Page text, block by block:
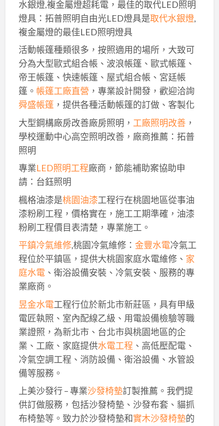
水銀燈,複金屬燈超耗電，最佳的取代LED照明
燈具：拓普照明自由光LED燈具是取代水銀燈,
複金屬燈的最佳LED照明燈具
活動帳篷種類很多，按照適用的場所，大致可
分為大型歐式組合帳、波浪帳篷、歐式帳篷、
帝王帳篷、快速帳篷、屋式組合帳、宮廷帳
篷。 帳篷工廠直營 ，專業設計開發，歡迎洽詢
舜盛帳篷，提供各種活動帳篷的訂做、客製化
大型鋼構廠房改善廠房照明， 工廠照明改善，
學校運動中心高空照明改善，廠商推薦：拓普
照明
專業LED照明工程廠商，節能補助案協助申
請：台鈺照明
楓格油漆是桃園油漆工程行在桃園地區從事油
漆粉刷工程，價格實在，施工工期準確，油漆
粉刷工程價目表清楚，專業施工。
平鎮冷氣維修,桃園冷氣維修： 金豐水電冷氣工
程位於平鎮區，提供大桃園家庭水電維修、 家
庭水電、衛浴設備安裝、冷氣安裝、服務的專
業廠商。
昱金水電工程行位於新北市新莊區，具有甲級
電匠執照、室內配線乙級、用電設備檢驗等職
業證照，為新北市、台北市與桃園地區的企
業、工廠、家庭提供水電工程 、高低壓配電、
冷氣空調工程、消防設備、衛浴設備、水管設
備等服務。
上美沙發行 – 專業沙發椅墊訂製推薦。我們提
供訂做服務，包括沙發椅墊、沙發布套、貓抓
布椅墊等。致力於沙發椅墊和實木沙發椅墊的